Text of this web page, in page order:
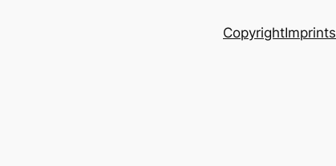
CopyrightImprints